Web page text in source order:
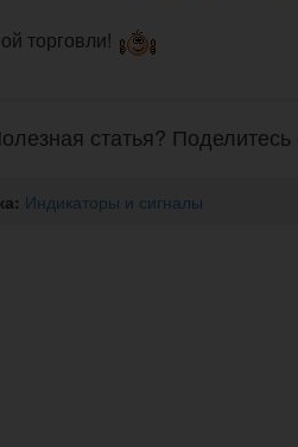
торговли!
статья?
Индикаторы и сигналы